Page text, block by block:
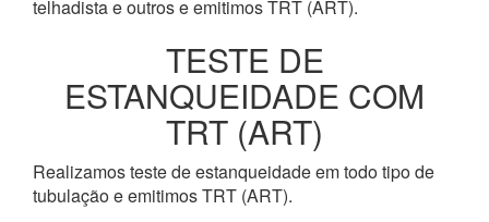
telhadista e outros e emitimos TRT (ART).
TESTE DE
ESTANQUEIDADE COM
TRT (ART)
Realizamos teste de estanqueidade em todo tipo de
tubulação e emitimos TRT (ART).